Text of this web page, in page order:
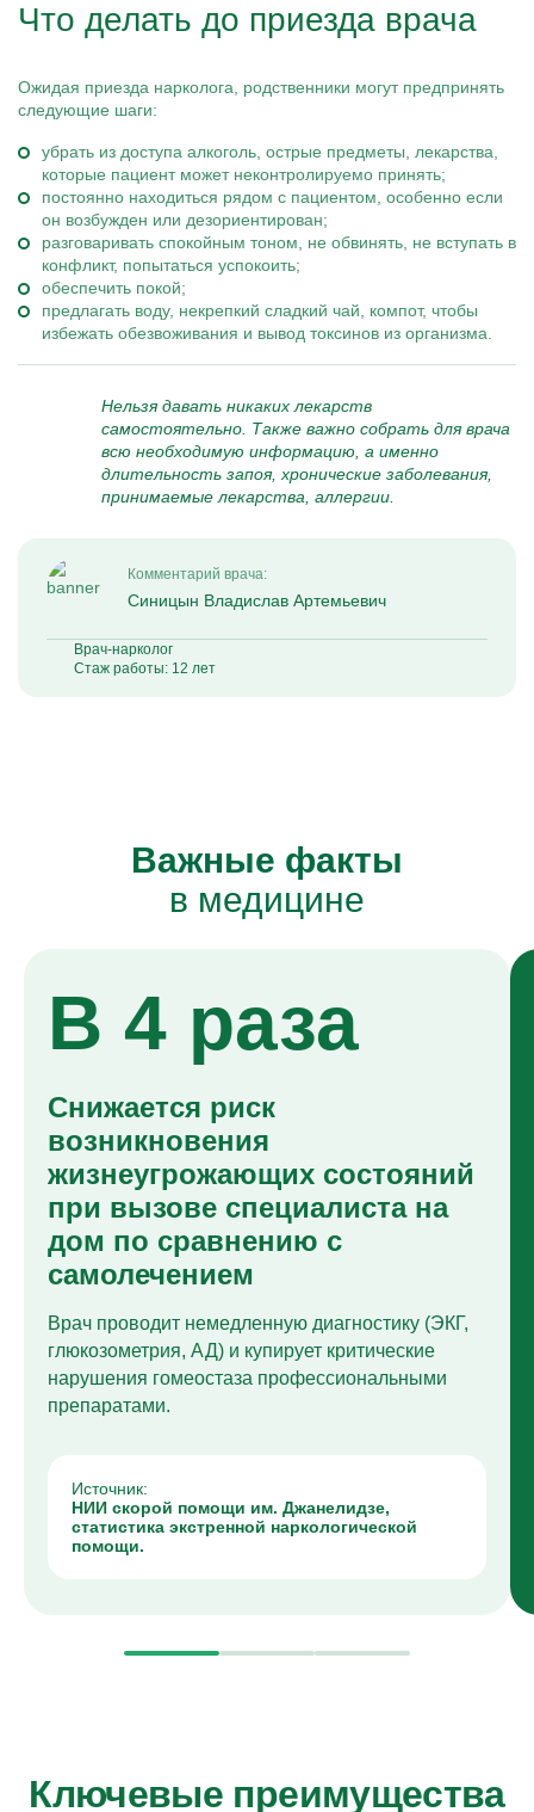
Что делать до приезда врача
Ожидая приезда нарколога, родственники могут предпринять
следующие шаги:
убрать из доступа алкоголь, острые предметы, лекарства,
которые пациент может неконтролируемо принять;
постоянно находиться рядом с пациентом, особенно если
он возбужден или дезориентирован;
разговаривать спокойным тоном, не обвинять, не вступать в
конфликт, попытаться успокоить;
обеспечить покой;
предлагать воду, некрепкий сладкий чай, компот, чтобы
избежать обезвоживания и вывод токсинов из организма.
Нельзя давать никаких лекарств
самостоятельно. Также важно собрать для врача
всю необходимую информацию, а именно
длительность запоя, хронические заболевания,
принимаемые лекарства, аллергии.
Комментарий врача:
Синицын Владислав Артемьевич
Врач-нарколог
Стаж работы: 12 лет
Важные факты
в медицине
В 4 раза
Снижается риск
возникновения
жизнеугрожающих состояний
при вызове специалиста на
дом по сравнению с
самолечением
Врач проводит немедленную диагностику (ЭКГ,
глюкозометрия, АД) и купирует критические
нарушения гомеостаза профессиональными
препаратами.
Источник:
НИИ скорой помощи им. Джанелидзе,
статистика экстренной наркологической
помощи.
Ключевые преимущества